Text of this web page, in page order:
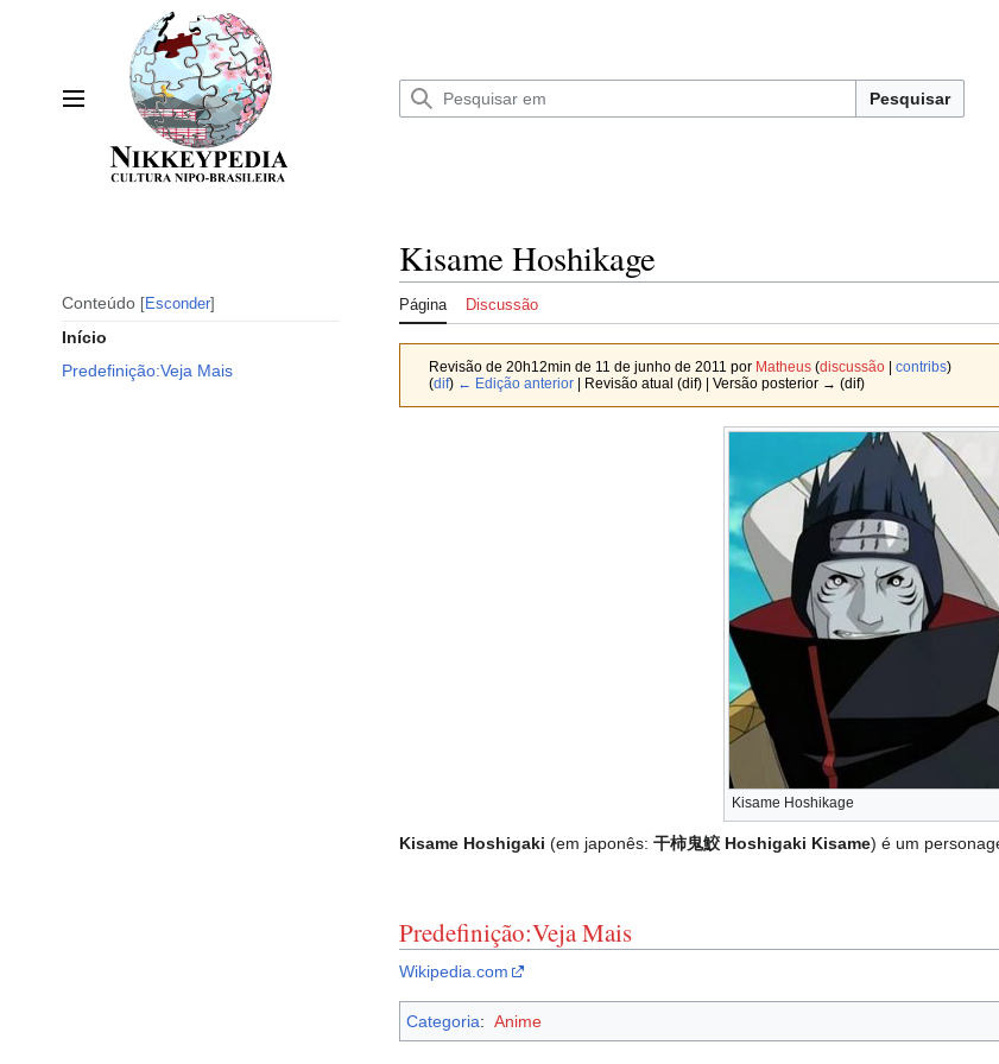
Menu principal
Pesquisar
Conteúdo Esconder
Início
Predefinição:Veja Mais
Kisame Hoshikage
Página Discussão
Revisão de 20h12min de 11 de junho de 2011 por Matheus (discussão | contribs)
(dif) ← Edição anterior | Revisão atual (dif) | Versão posterior → (dif)
Kisame Hoshikage
Kisame Hoshigaki (em japonês: 干柿鬼鮫 Hoshigaki Kisame) é um
Predefinição:Veja Mais
Wikipedia.com
Categoria: Anime